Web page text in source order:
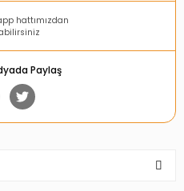
hattımızdan
Paylaş